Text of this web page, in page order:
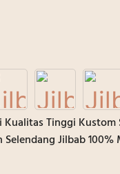
Tinggi Kustom
Jilbab 100%